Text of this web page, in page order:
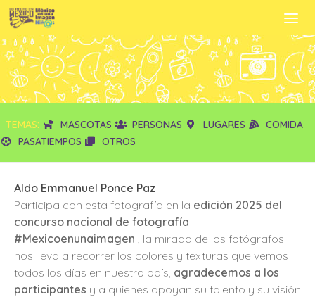
TEMAS: MASCOTAS PERSONAS LUGARES
COMIDA
PASATIEMPOS
OTROS
Aldo Emmanuel Ponce Paz
Participa con esta fotografía en la edición 2025 del
concurso nacional de fotografía
#Mexicoenunaimagen , la mirada de los fotógrafos
nos lleva a recorrer los colores y texturas que vemos
todos los días en nuestro país, agradecemos a los
participantes y a quienes apoyan su talento y su visión